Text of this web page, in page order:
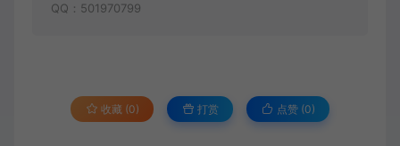
QQ：501970799
收藏 (0) 打赏 点赞 (0)